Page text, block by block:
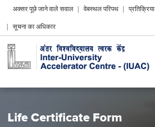
Header
menu
अक्सर पूछे जाने वाले सवाल वेबस्थल परिपथ
प्रतिक्रिया
सूचना का अधिकार
Life Certificate Form